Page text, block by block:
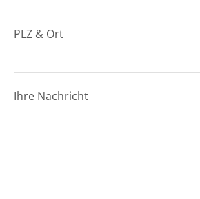
PLZ & Ort
Ihre Nachricht